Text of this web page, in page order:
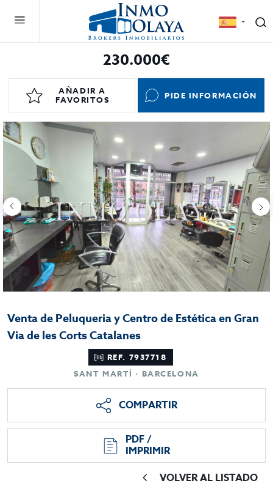
230.000€
AÑADIR A
FAVORITOS
PIDE INFORMACIÓN
Venta de Peluqueria y Centro de Estética en Gran
Via de les Corts Catalanes
REF. 7937718
SANT MARTÍ · BARCELONA
COMPARTIR
PDF /
IMPRIMIR
VOLVER AL LISTADO